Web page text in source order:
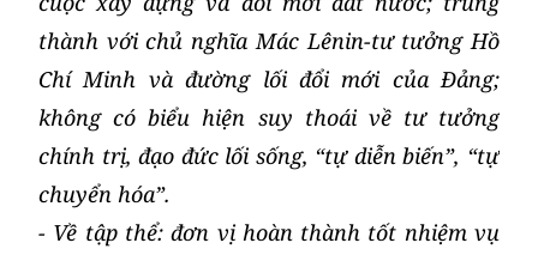
thành với chủ nghĩa Mác Lênin-tư tưởng Hồ
Chí Minh và đường lối đổi mới của Đảng;
không có biểu hiện suy thoái về tư tưởng
chính trị, đạo đức lối sống, “tự diễn biến”, “tự
chuyển hóa”.
- Về tập thể: đơn vị hoàn thành tốt nhiệm vụ